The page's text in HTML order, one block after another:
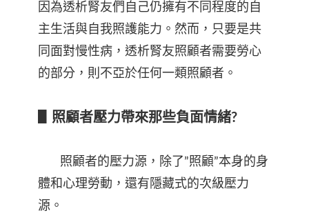
因為透析腎友們自己仍擁有不同程度的自
主生活與自我照護能力。然而，只要是共
同面對慢性病，透析腎友照顧者需要勞心
的部分，則不亞於任何一類照顧者。
照顧者壓力帶來那些負面情緒?
照顧者的壓力源，除了”照顧”本身的身
體和心理勞動，還有隱藏式的次級壓力
源。